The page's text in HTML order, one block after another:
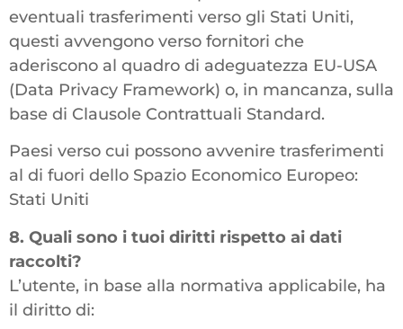
eventuali trasferimenti verso gli Stati Uniti,
questi avvengono verso fornitori che
aderiscono al quadro di adeguatezza EU-USA
(Data Privacy Framework) o, in mancanza, sulla
base di Clausole Contrattuali Standard.
Paesi verso cui possono avvenire trasferimenti
al di fuori dello Spazio Economico Europeo:
Stati Uniti
8. Quali sono i tuoi diritti rispetto ai dati
raccolti?
L’utente, in base alla normativa applicabile, ha
il diritto di: